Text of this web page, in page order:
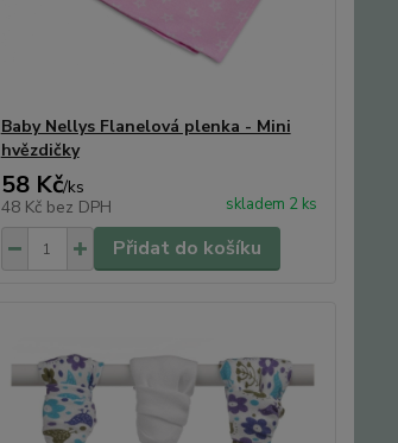
Baby Nellys Flanelová plenka - Mini
hvězdičky
58 Kč/ks
48 Kč bez DPH skladem 2 ks
Přidat do košíku